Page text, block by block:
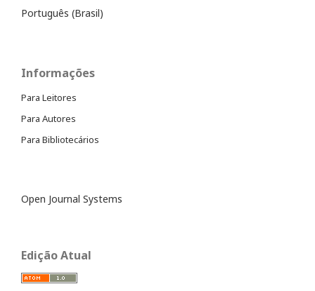
Português (Brasil)
Informações
Para Leitores
Para Autores
Para Bibliotecários
Open Journal Systems
Edição Atual